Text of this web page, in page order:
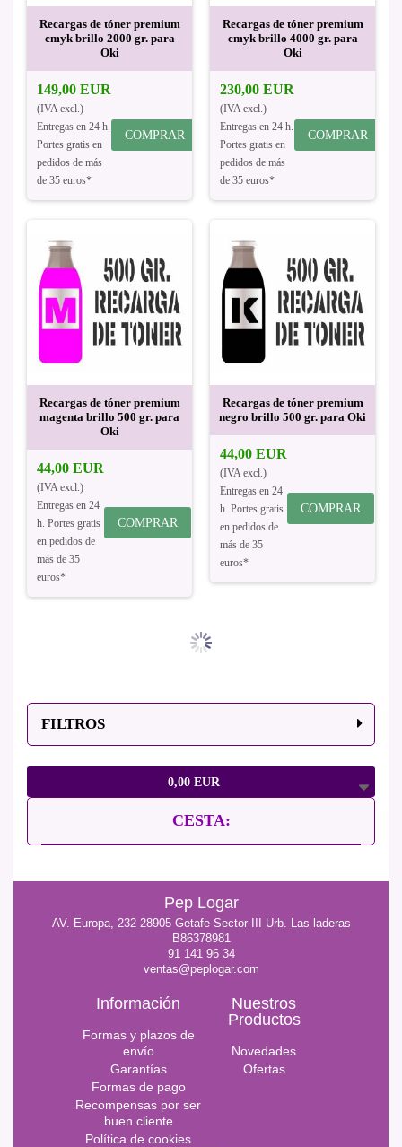
FILTROS
0,00 EUR
CESTA:
Recargas de tóner premium
cmyk brillo 2000 gr. para
Oki
149,00 EUR
(IVA excl.)
Entregas en 24 h.
Portes gratis en
pedidos de más
de 35 euros*
COMPRAR
Recargas de tóner premium
cmyk brillo 4000 gr. para
Oki
230,00 EUR
(IVA excl.)
Entregas en 24 h.
Portes gratis en
pedidos de más
de 35 euros*
COMPRAR
Recargas de tóner premium
magenta brillo 500 gr. para
Oki
44,00 EUR
(IVA excl.)
Entregas en 24
h. Portes gratis
en pedidos de
más de 35
euros*
COMPRAR
Recargas de tóner premium
negro brillo 500 gr. para Oki
44,00 EUR
(IVA excl.)
Entregas en 24
h. Portes gratis
en pedidos de
más de 35
euros*
COMPRAR
Pep Logar
AV. Europa, 232 28905 Getafe Sector III Urb. Las laderas
B86378981
91 141 96 34
ventas@peplogar.com
Información
Formas y plazos de
envío
Garantías
Formas de pago
Recompensas por ser
buen cliente
Política de cookies
Nuestros
Productos
Novedades
Ofertas